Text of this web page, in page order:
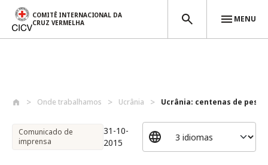
COMITÊ INTERNACIONAL DA
CRUZ VERMELHA
MENU
Onde trabalhamos Ucrânia Ucrânia: centenas de
Comunicado de
imprensa
31-10-
2015